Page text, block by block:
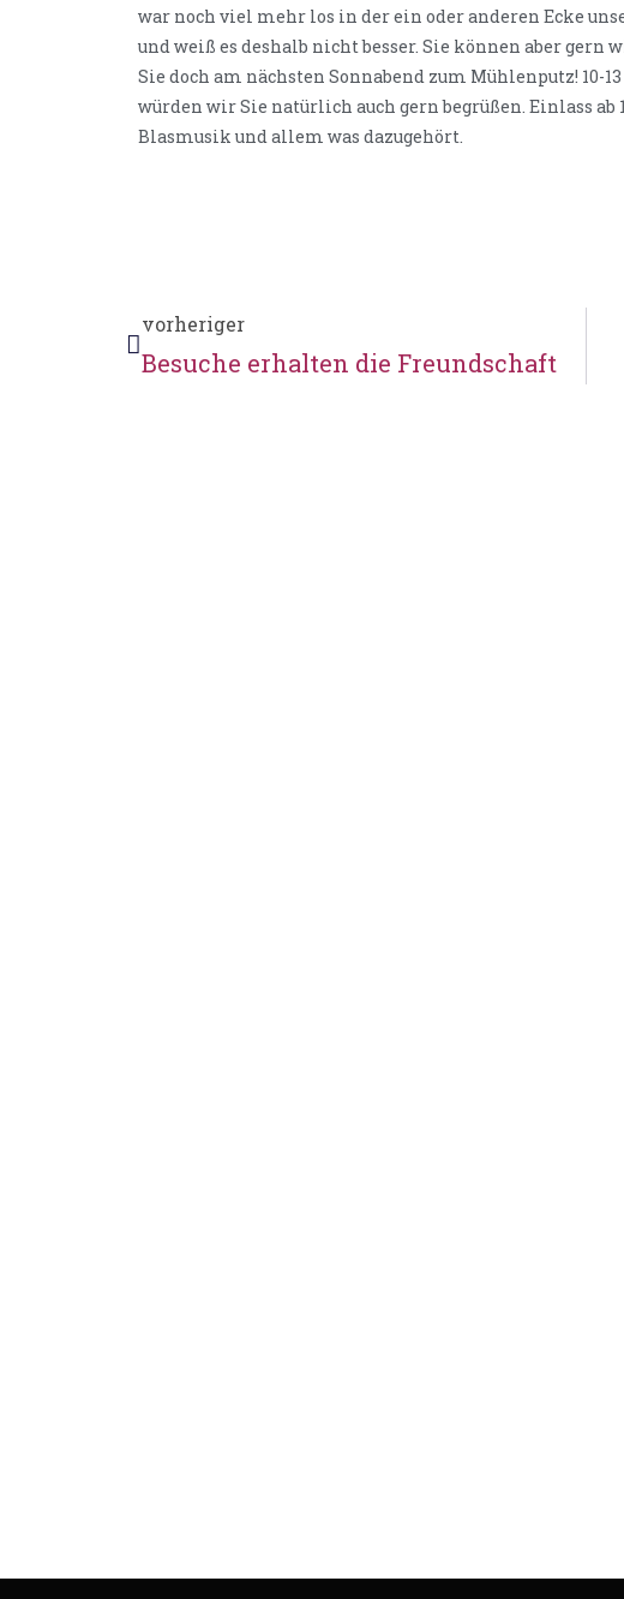
war noch viel mehr los in der ein oder anderen Ecke
und weiß es deshalb nicht besser. Sie können aber
Sie doch am nächsten Sonnabend zum Mühlenputz! 10-
würden wir Sie natürlich auch gern begrüßen. Einlass ab
Blasmusik und allem was dazugehört.
vorheriger
Besuche erhalten die Freundschaft